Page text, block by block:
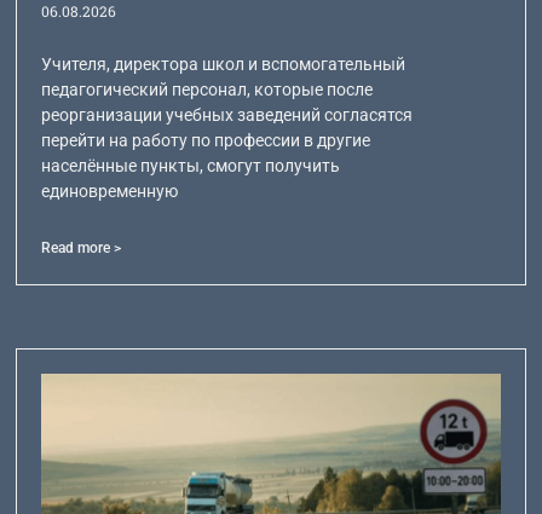
06.08.2026
Учителя, директора школ и вспомогательный
педагогический персонал, которые после
реорганизации учебных заведений согласятся
перейти на работу по профессии в другие
населённые пункты, смогут получить
единовременную
Read more >